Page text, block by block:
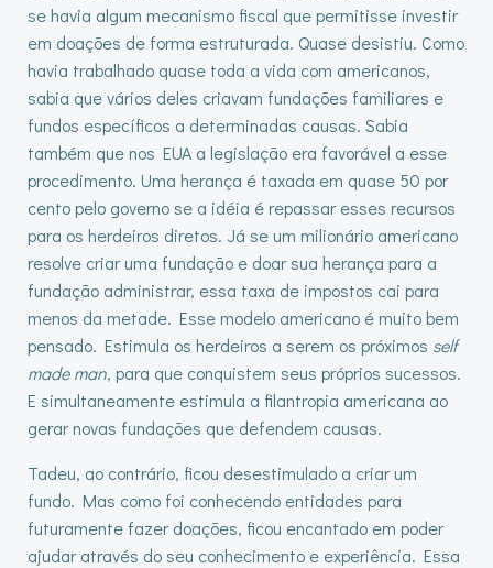
se havia algum mecanismo fiscal que permitisse investir
em doações de forma estruturada. Quase desistiu. Como
havia trabalhado quase toda a vida com americanos,
sabia que vários deles criavam fundações familiares e
fundos específicos a determinadas causas. Sabia
também que nos EUA a legislação era favorável a esse
procedimento. Uma herança é taxada em quase 50 por
cento pelo governo se a idéia é repassar esses recursos
para os herdeiros diretos. Já se um milionário americano
resolve criar uma fundação e doar sua herança para a
fundação administrar, essa taxa de impostos cai para
menos da metade. Esse modelo americano é muito bem
pensado. Estimula os herdeiros a serem os próximos self
made man, para que conquistem seus próprios sucessos.
E simultaneamente estimula a filantropia americana ao
gerar novas fundações que defendem causas.
Tadeu, ao contrário, ficou desestimulado a criar um
fundo. Mas como foi conhecendo entidades para
futuramente fazer doações, ficou encantado em poder
ajudar através do seu conhecimento e experiência. Essa